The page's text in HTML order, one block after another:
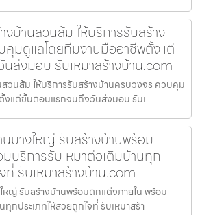
งบ้านสวนส้ม ให้บริการรับสร้าง
มดูแลโดยทีมงานมืออาชีพตั้งแต่
ส่งมอบ รับเหมาสร้างบ้าน.com
วนส้ม ให้บริการรับสร้างบ้านครบวงจร ควบคุม
งแต่ขั้นตอนแรกจนถึงวันส่งมอบ รับเ
นบางใหญ่ รับสร้างบ้านพร้อม
บริการรับเหมาต่อเติมบ้านทุก
ที่ รับเหมาสร้างบ้าน.com
หญ่ รับสร้างบ้านพร้อมตกแต่งภายใน พร้อม
กประเภทให้สวยถูกใจที่ รับเหมาสร้า